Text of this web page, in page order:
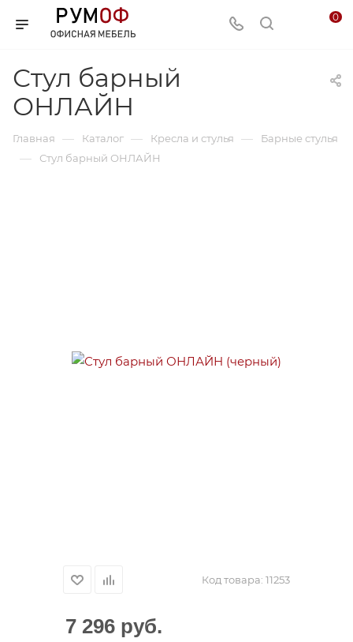
0
Стул барный
ОНЛАЙН
Главная — Каталог — Кресла и стулья — Барные стулья
— Стул барный ОНЛАЙН
Код товара: 11253
7 296 руб.